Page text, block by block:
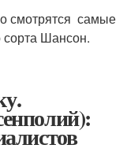
смотрятся самые
Шансон.